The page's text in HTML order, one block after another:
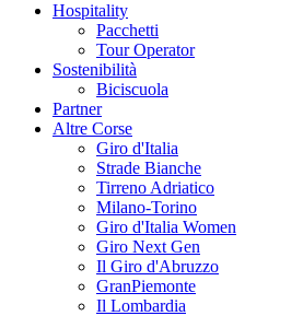
Hospitality
Pacchetti
Tour Operator
Sostenibilità
Biciscuola
Partner
Altre Corse
Giro d'Italia
Strade Bianche
Tirreno Adriatico
Milano-Torino
Giro d'Italia Women
Giro Next Gen
Il Giro d'Abruzzo
GranPiemonte
Il Lombardia